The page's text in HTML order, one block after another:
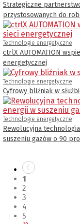
Strategiczne
przystosowanych do
Technologie energetyczne
ctrlX AUTOMATION
energetycznej
Technologie energetyczne
Cyfrowy bliźniak w
Technologie energetyczne
Rewolucyjna
suszeniu gazów o 90
1
2
3
4
5